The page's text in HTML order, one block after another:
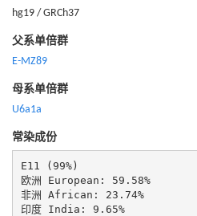
hg19 / GRCh37
父系单倍群
E-MZ89
母系单倍群
U6a1a
常染成份
E11 (99%)
欧洲 European: 59.58%
非洲 African: 23.74%
印度 India: 9.65%